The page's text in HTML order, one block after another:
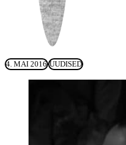
4. MAI 2016 UUDISED